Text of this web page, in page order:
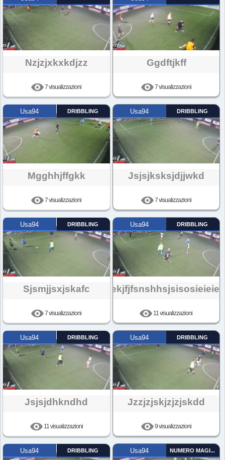
Nzjzjxkxkdjzz
7 visualizzazioni
Ggdftjkff
7 visualizzazioni
Usa94 DRIBBLING
Mgghhjffgkk
7 visualizzazioni
Usa94 DRIBBLING
Jsjsjksksjdjjwkd
7 visualizzazioni
Usa94 DRIBBLING
Sjsmjjsxjskafc
7 visualizzazioni
Usa94 DRIBBLING
11 visualizzazioni
Usa94 DRIBBLING
Jsjsjdhkndhd
11 visualizzazioni
Usa94 DRIBBLING
Jzzjzjskjzjzjskdd
9 visualizzazioni
Usa94 DRIBBLING Usa94 NUMERO MAGICO